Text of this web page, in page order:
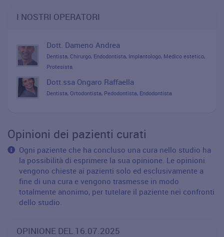
I NOSTRI OPERATORI
Dott. Dameno Andrea
Dentista, Chirurgo, Endodontista, Implantologo, Medico estetico,
Protesista
Dott.ssa Ongaro Raffaella
Dentista, Ortodontista, Pedodontista, Endodontista
Opinioni dei pazienti curati
Ogni paziente che ha concluso una cura nello studio ha
la possibilità di esprimere la sua opinione. Le opinioni
vengono chieste ai pazienti solo ed esclusivamente a
fine di una cura e vengono trasmesse in modo
totalmente anonimo, per tutelare il paziente nei confronti
dello studio.
OPINIONE DEL 16.07.2025